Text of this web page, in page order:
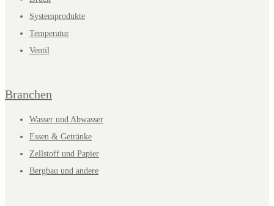
Systemprodukte
Temperatur
Ventil
Branchen
Wasser und Abwasser
Essen & Getränke
Zellstoff und Papier
Bergbau und andere